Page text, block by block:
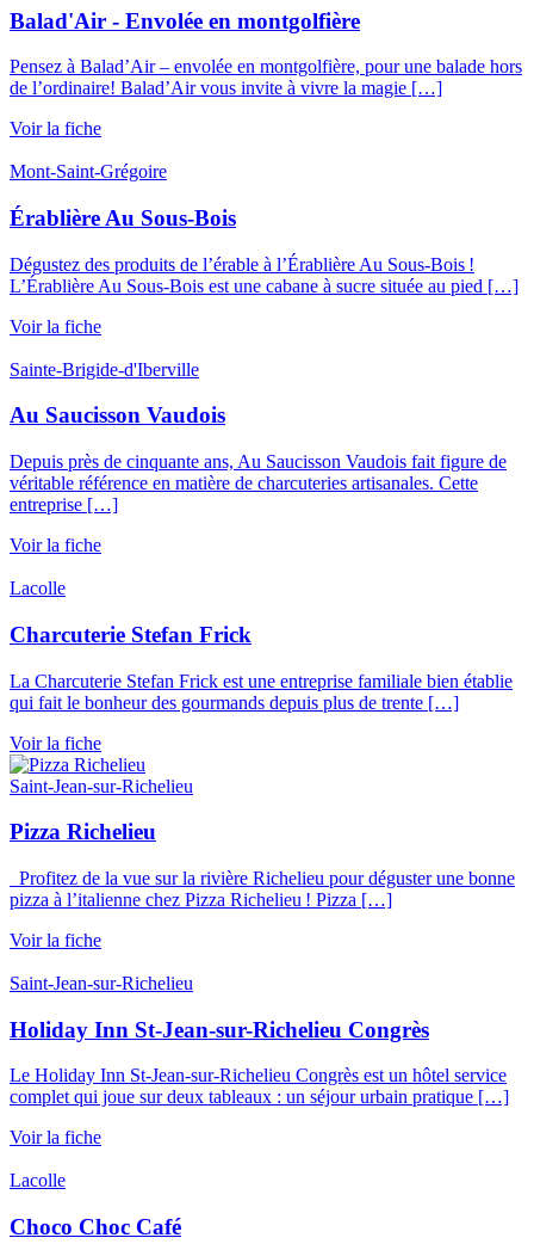
Balad'Air - Envolée en montgolfière
Pensez à Balad’Air – envolée en montgolfière, pour une balade hors
de l’ordinaire! Balad’Air vous invite à vivre la magie […]
Voir la fiche
Mont-Saint-Grégoire
Érablière Au Sous-Bois
Dégustez des produits de l’érable à l’Érablière Au Sous-Bois !
L’Érablière Au Sous-Bois est une cabane à sucre située au pied […]
Voir la fiche
Sainte-Brigide-d'Iberville
Au Saucisson Vaudois
Depuis près de cinquante ans, Au Saucisson Vaudois fait figure de
véritable référence en matière de charcuteries artisanales. Cette
entreprise […]
Voir la fiche
Lacolle
Charcuterie Stefan Frick
La Charcuterie Stefan Frick est une entreprise familiale bien établie
qui fait le bonheur des gourmands depuis plus de trente […]
Voir la fiche
Saint-Jean-sur-Richelieu
Pizza Richelieu
Profitez de la vue sur la rivière Richelieu pour déguster une bonne
pizza à l’italienne chez Pizza Richelieu ! Pizza […]
Voir la fiche
Saint-Jean-sur-Richelieu
Holiday Inn St-Jean-sur-Richelieu Congrès
Le Holiday Inn St-Jean-sur-Richelieu Congrès est un hôtel service
complet qui joue sur deux tableaux : un séjour urbain pratique […]
Voir la fiche
Lacolle
Choco Choc Café